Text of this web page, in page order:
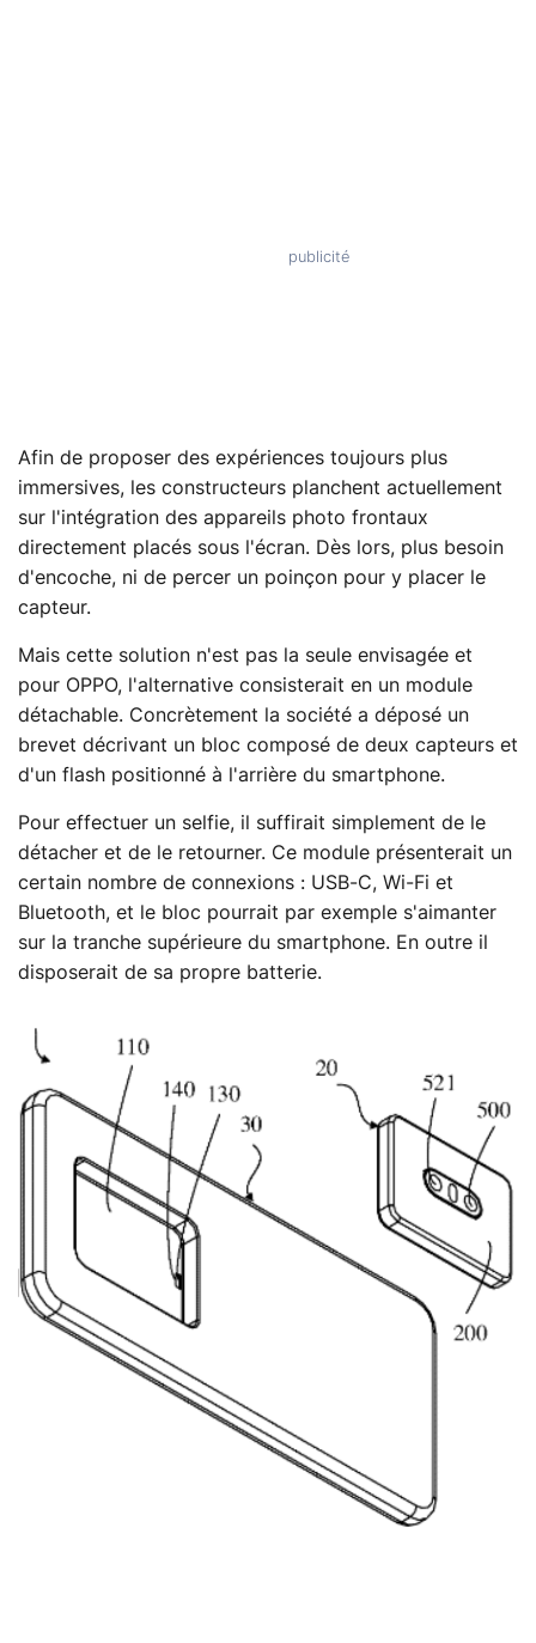
Afin de proposer des expériences toujours plus
immersives, les constructeurs planchent actuellement
sur l'intégration des appareils photo frontaux
directement placés sous l'écran. Dès lors, plus besoin
d'encoche, ni de percer un poinçon pour y placer le
capteur.
Mais cette solution n'est pas la seule envisagée et
pour OPPO, l'alternative consisterait en un module
détachable. Concrètement la société a déposé un
brevet décrivant un bloc composé de deux capteurs et
d'un flash positionné à l'arrière du smartphone.
Pour effectuer un selfie, il suffirait simplement de le
détacher et de le retourner. Ce module présenterait un
certain nombre de connexions : USB-C, Wi-Fi et
Bluetooth, et le bloc pourrait par exemple s'aimanter
sur la tranche supérieure du smartphone. En outre il
disposerait de sa propre batterie.